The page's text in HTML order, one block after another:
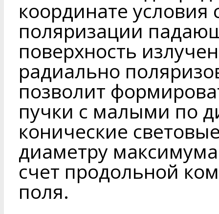
координате условия
поляризации
поверхность
радиально
позволит
пучки с малыми по
конические
диаметру
счет продольной
поля.